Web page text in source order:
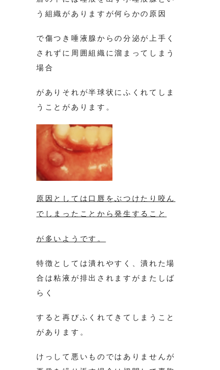
う組織がありますが何らかの原因
で傷つき唾液腺からの分泌が上手く
されずに周囲組織に溜まってしまう
場合
がありそれが半球状にふくれてしま
うことがあります。
原因としては口唇をぶつけたり咬ん
でしまったことから発生すること
が多いようです。
特徴としては潰れやすく、潰れた場
合は粘液が排出されますがまたしば
らく
すると再びふくれてきてしまうこと
があります。
けっして悪いものではありませんが